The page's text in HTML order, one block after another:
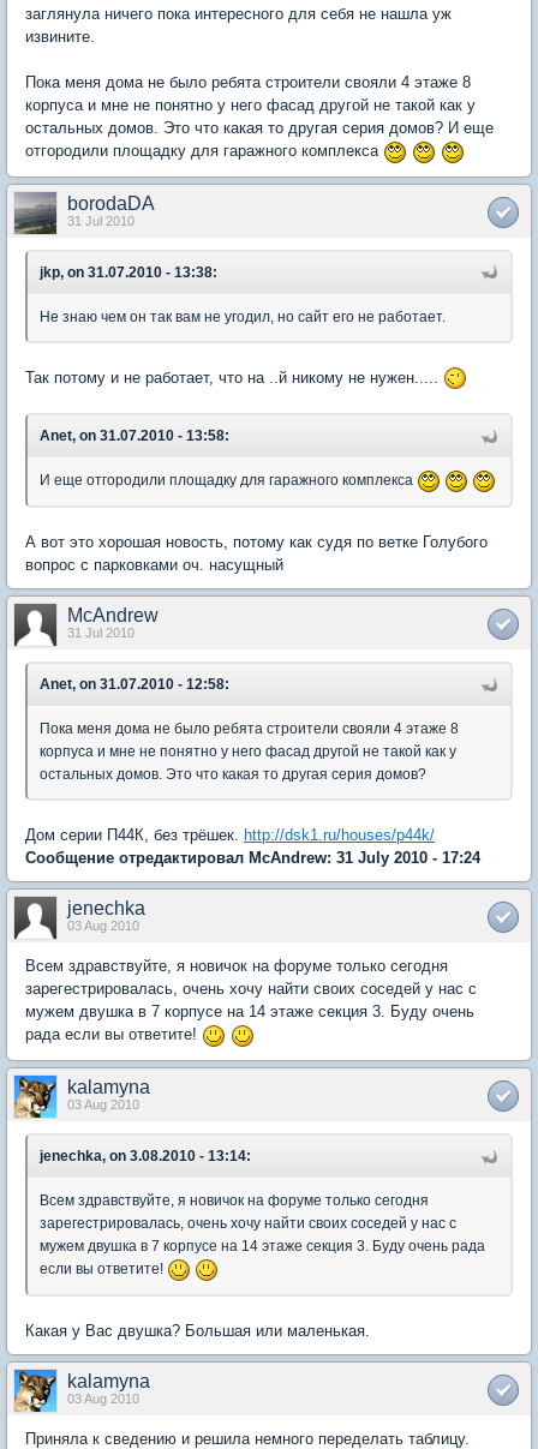
заглянула ничего пока интересного для себя не нашла уж
извините.
Пока меня дома не было ребята строители свояли 4 этаже 8
корпуса и мне не понятно у него фасад другой не такой как у
остальных домов. Это что какая то другая серия домов? И еще
отгородили площадку для гаражного комплекса
borodaDA
31 Jul 2010
jkp, on 31.07.2010 - 13:38:
Не знаю чем он так вам не угодил, но сайт его не работает.
Так потому и не работает, что на ..й никому не нужен.....
Anet, on 31.07.2010 - 13:58:
И еще отгородили площадку для гаражного комплекса
А вот это хорошая новость, потому как судя по ветке Голубого
вопрос с парковками оч. насущный
McAndrew
31 Jul 2010
Anet, on 31.07.2010 - 12:58:
Пока меня дома не было ребята строители свояли 4 этаже 8
корпуса и мне не понятно у него фасад другой не такой как у
остальных домов. Это что какая то другая серия домов?
Дом серии П44К, без трёшек. http://dsk1.ru/houses/p44k/
Сообщение отредактировал McAndrew: 31 July 2010 - 17:24
jenechka
03 Aug 2010
Всем здравствуйте, я новичок на форуме только сегодня
зарегестрировалась, очень хочу найти своих соседей у нас с
мужем двушка в 7 корпусе на 14 этаже секция 3. Буду очень
рада если вы ответите!
kalamyna
03 Aug 2010
jenechka, on 3.08.2010 - 13:14:
Всем здравствуйте, я новичок на форуме только сегодня
зарегестрировалась, очень хочу найти своих соседей у нас с
мужем двушка в 7 корпусе на 14 этаже секция 3. Буду очень рада
если вы ответите!
Какая у Вас двушка? Большая или маленькая.
kalamyna
03 Aug 2010
Приняла к сведению и решила немного переделать таблицу.